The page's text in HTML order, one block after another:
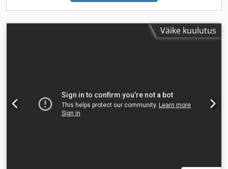
Väike kuulutus